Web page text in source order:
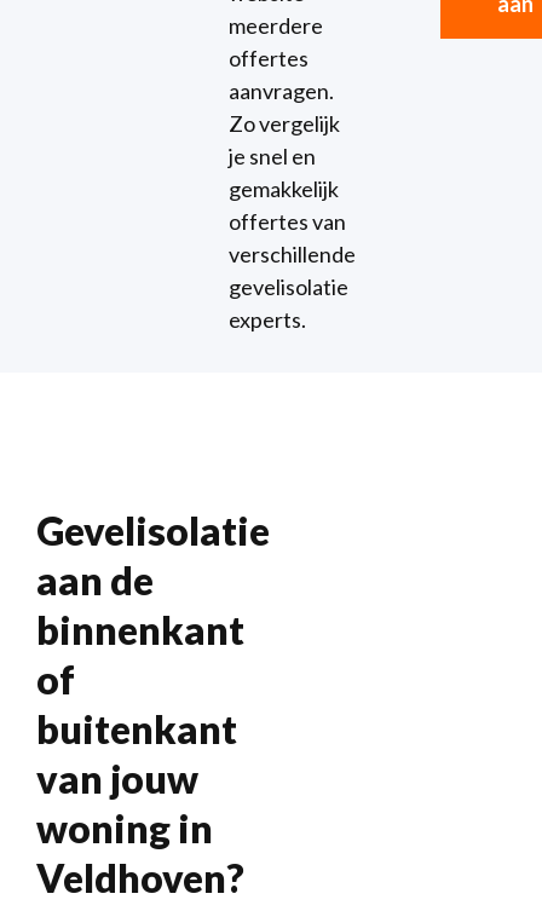
meerdere
offertes
aanvragen.
Zo vergelijk
je snel en
gemakkelijk
offertes van
verschillende
gevelisolatie
experts.
Gevelisolatie
aan de
binnenkant
of
buitenkant
van jouw
woning in
Veldhoven?